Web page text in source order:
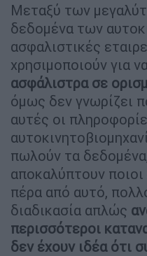
Μεταξύ των
δεδομένα των
ασφαλιστικές
χρησιμοποιούν για
ασφάλιστρα σε
όμως δεν γνωρίζει
αυτές οι
πωλούν τα
αποκαλύπτουν ποιοι
πέρα από αυτό,
διαδικασία απλώς
περισσότεροι
δεν έχουν ιδέα ότι